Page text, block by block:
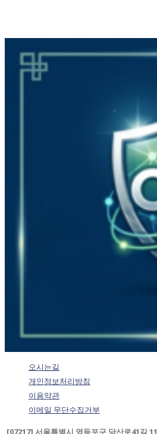
오시는길
개인정보처리방침
이용약관
이메일 무단수집거부
[07217] 서울특별시 영등포구 당산로41길 11